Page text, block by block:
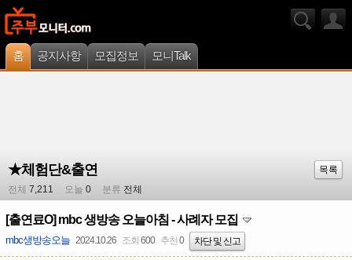
홈 공지사항 모집정보 모니Talk
★체험단&출연
목록
전체 7,211 오늘 0 분류 전체
[출연료O] mbc 생방송 오늘아침 - 사례자 모집
mbc생방송오늘 2024.10.26 조회 600 추천 0 차단 및 신고